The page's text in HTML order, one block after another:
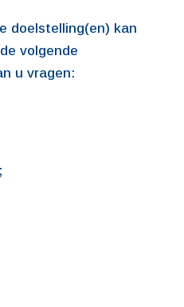
doelstelling(en) kan
volgende
u vragen: